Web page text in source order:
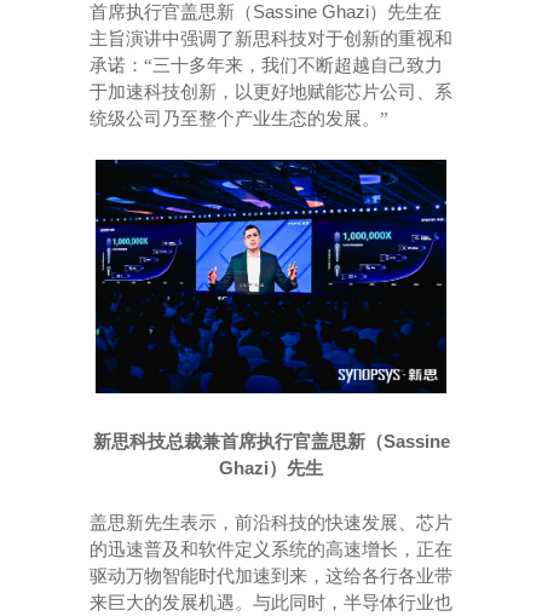
首席执行官盖思新（Sassine Ghazi）先生在
主旨演讲中强调了新思科技对于创新的重视和
承诺：“三十多年来，我们不断超越自己致力
于加速科技创新，以更好地赋能芯片公司、系
统级公司乃至整个产业生态的发展。”
新思科技总裁兼首席执行官盖思新（Sassine
Ghazi）先生
盖思新先生表示，前沿科技的快速发展、芯片
的迅速普及和软件定义系统的高速增长，正在
驱动万物智能时代加速到来，这给各行各业带
来巨大的发展机遇。与此同时，半导体行业也